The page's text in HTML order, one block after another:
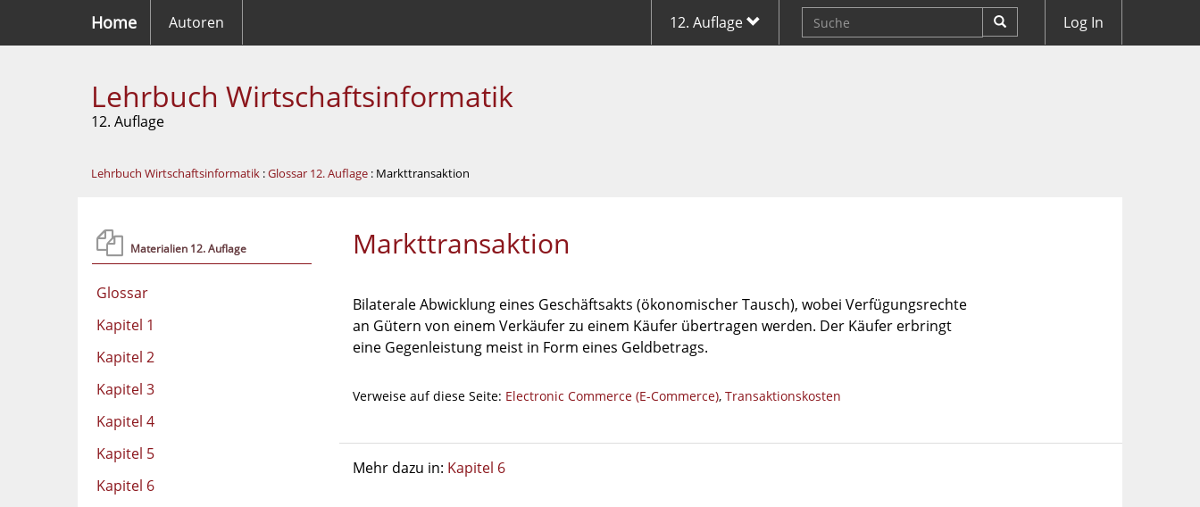
Home Autoren 12. Auflage Log In
Lehrbuch Wirtschaftsinformatik
12. Auflage
Lehrbuch Wirtschaftsinformatik :Glossar 12. Auflage : Markttransaktion
Materialien 12. Auflage
Glossar
Kapitel 1
Kapitel 2
Kapitel 3
Kapitel 4
Kapitel 5
Kapitel 6
Markttransaktion
Bilaterale Abwicklung eines Geschäftsakts (ökonomischer Tausch), wobei Verfügungsrechte
an Gütern von einem Verkäufer zu einem Käufer übertragen werden. Der Käufer erbringt
eine Gegenleistung meist in Form eines Geldbetrags.
Verweise auf diese Seite: Electronic Commerce (E-Commerce), Transaktionskosten
Mehr dazu in: Kapitel 6